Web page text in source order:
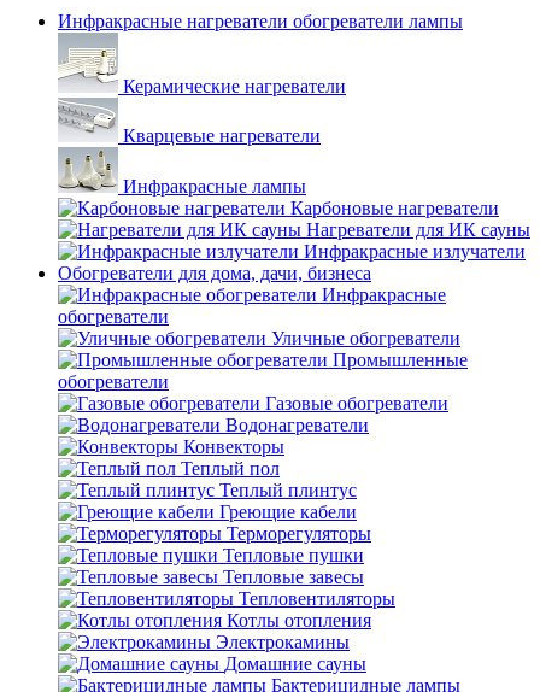
Инфракрасные нагреватели обогреватели лампы
Керамические нагреватели
Кварцевые нагреватели
Инфракрасные лампы
Карбоновые нагреватели
Нагреватели для ИК сауны
Инфракрасные излучатели
Обогреватели для дома, дачи, бизнеса
Инфракрасные
обогреватели
Уличные обогреватели
Промышленные
обогреватели
Газовые обогреватели
Водонагреватели
Конвекторы
Теплый пол
Теплый плинтус
Греющие кабели
Терморегуляторы
Тепловые пушки
Тепловые завесы
Тепловентиляторы
Котлы отопления
Электрокамины
Домашние сауны
Бактерицидные лампы